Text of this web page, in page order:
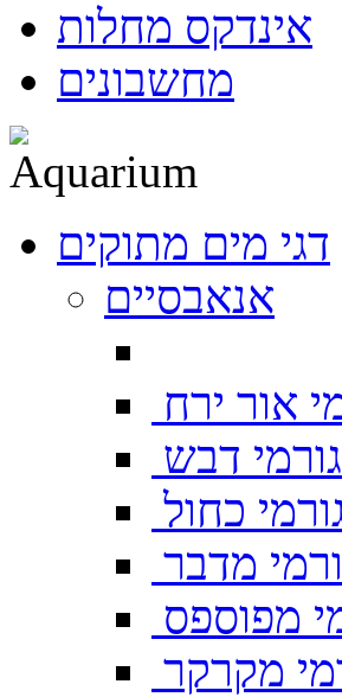
אינדקס מחלות
מחשבונים
דגי מים מתוקים
אנאבסיים
אור ירח
גורמי דבש
כחול
מדבר
מפוספס
מקרקר